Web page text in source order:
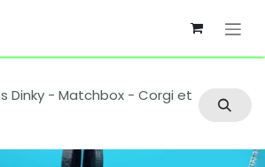
Dinky - Matchbox - Corgi et